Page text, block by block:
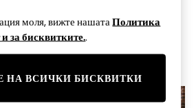
който търсите, опитайте да го
моля, вижте нашатаПолитика
за бисквитките..
НА ВСИЧКИ БИСКВИТКИ